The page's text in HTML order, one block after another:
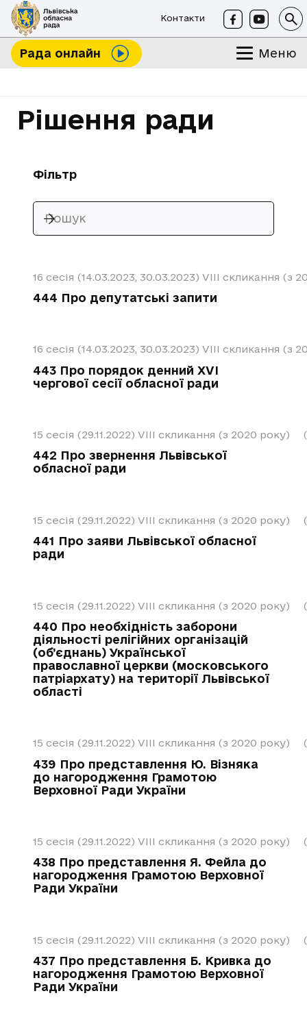
Контакти
Рада онлайн Меню
Рішення ради
Фільтр
16 сесія (14.03.2023, 30.03.2023) VIII скликання (з
444 Про депутатські запити
16 сесія (14.03.2023, 30.03.2023) VIII скликання (з
443 Про порядок денний ХVІ
чергової сесії обласної ради
15 сесія (29.11.2022) VIII скликання (з 2020 року)
442 Про звернення Львівської
обласної ради
15 сесія (29.11.2022) VIII скликання (з 2020 року)
441 Про заяви Львівської обласної
ради
15 сесія (29.11.2022) VIII скликання (з 2020 року)
440 Про необхідність заборони
діяльності релігійних організацій
(об’єднань) Української
православної церкви (московського
патріархату) на території Львівської
області
15 сесія (29.11.2022) VIII скликання (з 2020 року)
439 Про представлення Ю. Візняка
до нагородження Грамотою
Верховної Ради України
15 сесія (29.11.2022) VIII скликання (з 2020 року)
438 Про представлення Я. Фейла до
нагородження Грамотою Верховної
Ради України
15 сесія (29.11.2022) VIII скликання (з 2020 року)
437 Про представлення Б. Кривка до
нагородження Грамотою Верховної
Ради України